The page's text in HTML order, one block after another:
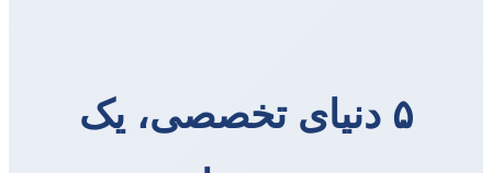
۵ دنیای تخصصی، یک